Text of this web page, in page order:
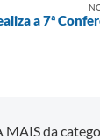
a 7ª
MAIS da